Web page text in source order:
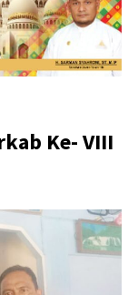
Ke- VIII